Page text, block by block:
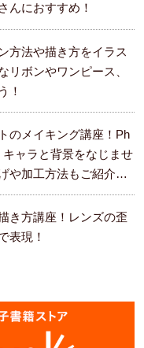
んにおすすめ！
方法や描き方をイラス
リボンやワンピース、
！
のメイキング講座！Ph
キャラと背景をなじませ
や加工方法もご紹介し
き方講座！レンズの歪
表現！